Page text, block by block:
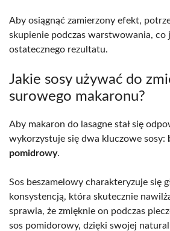
Aby osiągnąć zamierzony efekt,
skupienie podczas warstwowania, co
ostatecznego rezultatu.
Jakie sosy używać do
surowego makaronu?
Aby makaron do lasagne stał się
wykorzystuje się dwa kluczowe sosy:
pomidrowy.
Sos beszamelowy charakteryzuje się
konsystencją, która skutecznie
sprawia, że zmięknie on podczas
sos pomidorowy, dzięki swojej